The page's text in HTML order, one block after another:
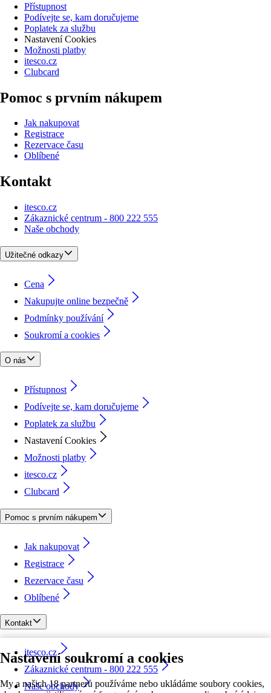
Nastavení soukromí a cookies
My a našich 18 partnerů používáme nebo ukládáme soubory cookies,
Přístupnost
Podívejte se, kam doručujeme
Poplatek za službu
Nastavení Cookies
Možnosti platby
itesco.cz
Clubcard
Pomoc s prvním nákupem
Jak nakupovat
Registrace
Rezervace času
Oblíbené
Kontakt
itesco.cz
Zákaznické centrum - 800 222 555
Naše obchody
Užitečné odkazy
Cena
Nakupujte online bezpečně
Podmínky používání
Soukromí a cookies
O nás
Přístupnost
Podívejte se, kam doručujeme
Poplatek za službu
Nastavení Cookies
Možnosti platby
itesco.cz
Clubcard
Pomoc s prvním nákupem
Jak nakupovat
Registrace
Rezervace času
Oblíbené
Kontakt
itesco.cz
Zákaznické centrum - 800 222 555
Naše obchody